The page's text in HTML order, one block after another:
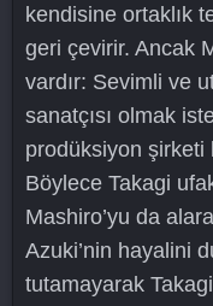
kendisine ortaklık
geri çevirir. Ancak
vardır: Sevimli ve
sanatçısı olmak
prodüksiyon şirketi
Böylece Takagi
Mashiro’yu da
Azuki’nin hayalini
tutamayarak